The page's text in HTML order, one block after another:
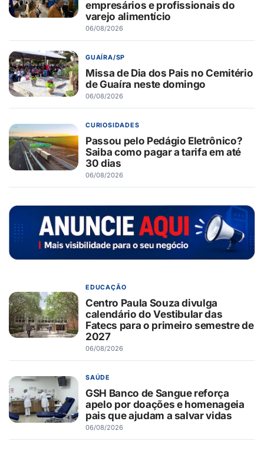
empresários e profissionais do
varejo alimentício
06/08/2026
GUAÍRA/SP
Missa de Dia dos Pais no Cemitério
de Guaíra neste domingo
06/08/2026
CURIOSIDADES
Passou pelo Pedágio Eletrônico?
Saiba como pagar a tarifa em até
30 dias
06/08/2026
EDUCAÇÃO
Centro Paula Souza divulga
calendário do Vestibular das
Fatecs para o primeiro semestre de
2027
06/08/2026
SAÚDE
GSH Banco de Sangue reforça
apelo por doações e homenageia
pais que ajudam a salvar vidas
06/08/2026